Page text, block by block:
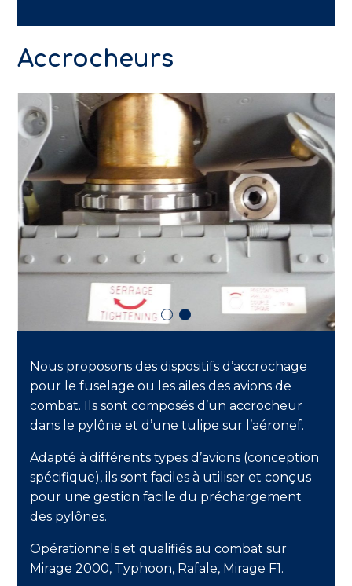
Accrocheurs
Nous proposons des dispositifs d’accrochage
pour le fuselage ou les ailes des avions de
combat. Ils sont composés d’un accrocheur
dans le pylône et d’une tulipe sur l’aéronef.
Adapté à différents types d’avions (conception
spécifique), ils sont faciles à utiliser et conçus
pour une gestion facile du préchargement
des pylônes.
Opérationnels et qualifiés au combat sur
Mirage 2000, Typhoon, Rafale, Mirage F1.